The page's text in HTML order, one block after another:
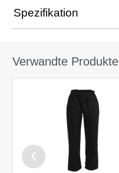
Spezifikation
Verwandte Produkte